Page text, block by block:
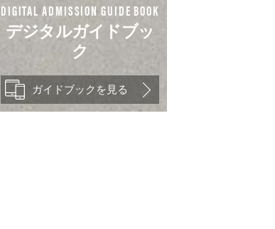
DIGITAL ADMISSION GUIDE BOOK
デジタルガイドブッ
ク
ガイドブックを見る